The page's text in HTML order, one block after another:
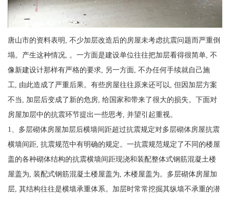
唐山市的资料表明, 不少加层改造后的房屋未考虑抗震问题而严重倒
塌。产生这种情况, 。一方面是建设单位往往把加层看得很简单, 不
像新建设计那样有严格的要求, 另一方面, 不办任何手续就自己施
工, 由此造成了严重后果。有些房屋往往原来还可以, 但因加层方案
不当, 加层后变成了新的危房, 给国家和带来了很大的损失。下面对
房屋加层中的抗震环节提出一些思考, 并望引起重视。
1、多层砌体房屋加层后横墙间距超过抗震规定对多层砌体房屋抗震
横墙间距, 抗震规范中有明确的规定。一抗震规范规定了不同的楼屋
盖的各种砌体结构的抗震横墙间距现浇和装配整体式钢筋混凝土楼
屋盖为, 装配式钢筋混凝土楼屋盖为, 木楼屋盖为。多层砌体房屋加
层, 其结构往往是横墙承重体系。加层时常常挖掘其纵墙不承重的潜